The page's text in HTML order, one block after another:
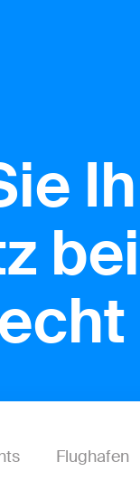
bei
Flughafen